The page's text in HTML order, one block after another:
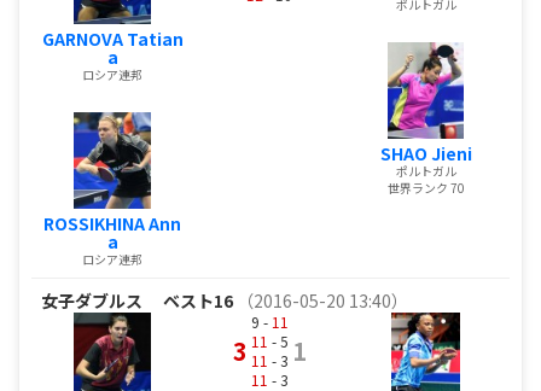
GARNOVA Tatian
a
ロシア連邦
ROSSIKHINA Ann
a
ロシア連邦
ポルトガル
SHAO Jieni
ポルトガル
世界ランク 70
女子ダブルス ベスト16 （2016-05-20 13:40）
3
9 - 11
11 - 5
11 - 3
11 - 3
1